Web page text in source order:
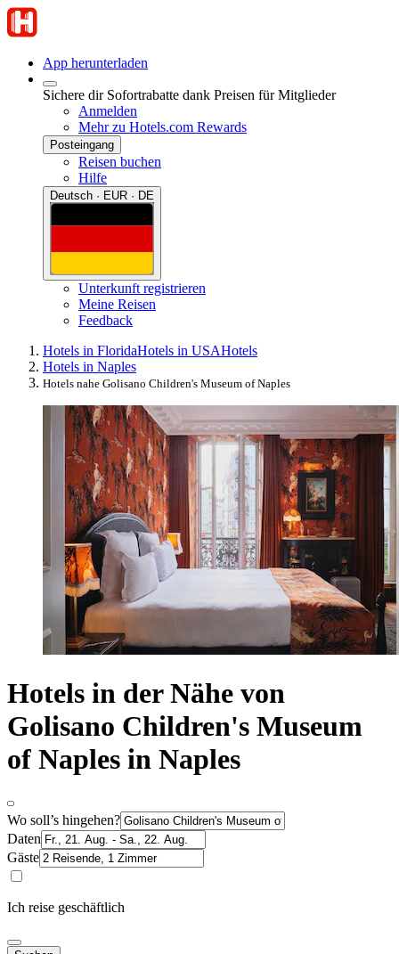
App herunterladen
Sichere dir Sofortrabatte dank Preisen für Mitglieder
Anmelden
Mehr zu Hotels.com Rewards
Posteingang
Reisen buchen
Hilfe
Deutsch · EUR · DE
Unterkunft registrieren
Meine Reisen
Feedback
Hotels in FloridaHotels in USAHotels
Hotels in Naples
Hotels nahe Golisano Children's Museum of Naples
Hotels in der Nähe von
Golisano Children's Museum
of Naples in Naples
Wo soll’s hingehen?
Daten
Gäste
Ich reise geschäftlich